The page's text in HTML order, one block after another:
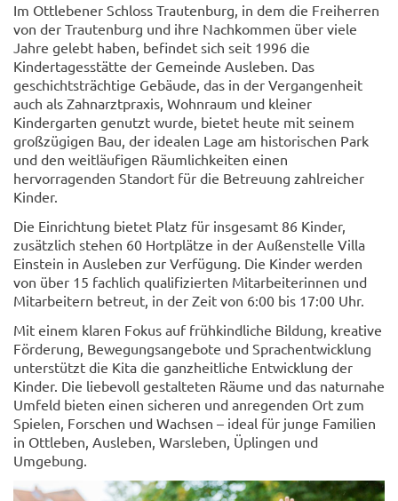
Im Ottlebener Schloss Trautenburg, in dem die Freiherren
von der Trautenburg und ihre Nachkommen über viele
Jahre gelebt haben, befindet sich seit 1996 die
Kindertagesstätte der Gemeinde Ausleben. Das
geschichtsträchtige Gebäude, das in der Vergangenheit
auch als Zahnarztpraxis, Wohnraum und kleiner
Kindergarten genutzt wurde, bietet heute mit seinem
großzügigen Bau, der idealen Lage am historischen Park
und den weitläufigen Räumlichkeiten einen
hervorragenden Standort für die Betreuung zahlreicher
Kinder.
Die Einrichtung bietet Platz für insgesamt 86 Kinder,
zusätzlich stehen 60 Hortplätze in der Außenstelle Villa
Einstein in Ausleben zur Verfügung. Die Kinder werden
von über 15 fachlich qualifizierten Mitarbeiterinnen und
Mitarbeitern betreut, in der Zeit von 6:00 bis 17:00 Uhr.
Mit einem klaren Fokus auf frühkindliche Bildung, kreative
Förderung, Bewegungsangebote und Sprachentwicklung
unterstützt die Kita die ganzheitliche Entwicklung der
Kinder. Die liebevoll gestalteten Räume und das naturnahe
Umfeld bieten einen sicheren und anregenden Ort zum
Spielen, Forschen und Wachsen – ideal für junge Familien
in Ottleben, Ausleben, Warsleben, Üplingen und
Umgebung.